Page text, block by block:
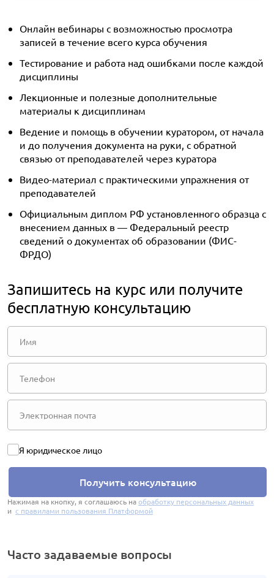
Онлайн вебинары с возможностью просмотра
записей в течение всего курса обучения
Тестирование и работа над ошибками после каждой
дисциплины
Лекционные и полезные дополнительные
материалы к дисциплинам
Ведение и помощь в обучении куратором, от начала
и до получения документа на руки, с обратной
связью от преподавателей через куратора
Видео-материал с практическими упражнения от
преподавателей
Официальным диплом РФ установленного образца с
внесением данных в — Федеральный реестр
сведений о документах об образовании (ФИС-
ФРДО)
Запишитесь на курс или получите
бесплатную консультацию
Я юридическое лицо
Получить консультацию
Нажимая на кнопку, я соглашаюсь наобработку персональных данных
и с правилами пользования Платформой
Часто задаваемые вопросы